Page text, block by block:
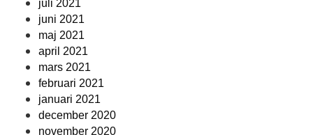
juli 2021
juni 2021
maj 2021
april 2021
mars 2021
februari 2021
januari 2021
december 2020
november 2020